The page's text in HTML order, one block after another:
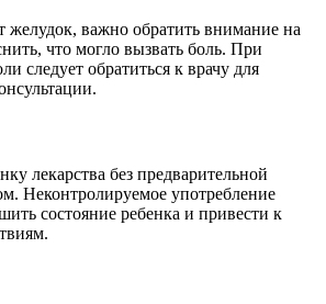
желудок, важно обратить внимание на
что могло вызвать боль. При
следует обратиться к врачу для
лекарства без предварительной
Неконтролируемое употребление
состояние ребенка и привести к